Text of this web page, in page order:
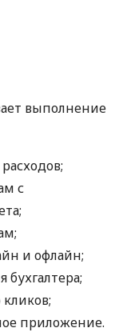
выполнение
с
и офлайн;
кликов;
приложение.